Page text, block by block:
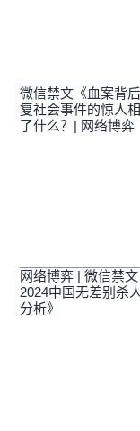
微信禁文《血案背
复社会事件的惊人
了什么？| 网络博弈
网络博弈 | 微信禁
2024中国无差别杀
分析》